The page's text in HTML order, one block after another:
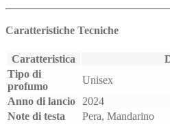
Caratteristiche Tecniche
Caratteristica
Tipo di
profumo
Unisex
Anno di lancio
2024
Note di testa
Pera, Mandarino